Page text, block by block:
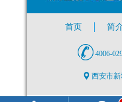
首页 简
4006-
西安市